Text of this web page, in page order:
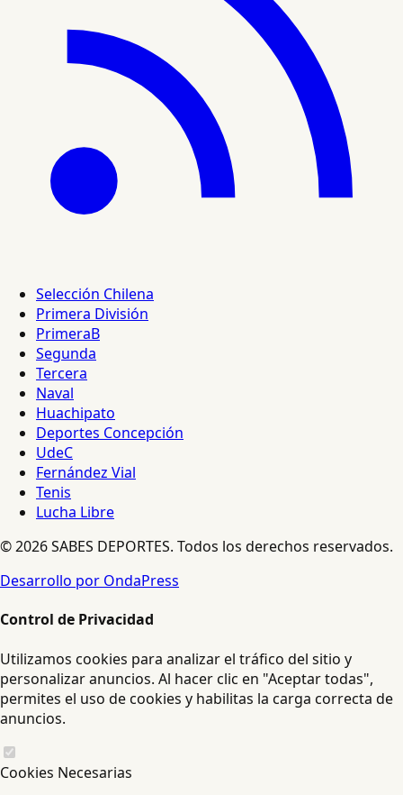
Selección Chilena
Primera División
PrimeraB
Segunda
Tercera
Naval
Huachipato
Deportes Concepción
UdeC
Fernández Vial
Tenis
Lucha Libre
© 2026 SABES DEPORTES. Todos los derechos reservados.
Desarrollo por OndaPress
Control de Privacidad
Utilizamos cookies para analizar el tráfico del sitio y
personalizar anuncios. Al hacer clic en "Aceptar todas",
permites el uso de cookies y habilitas la carga correcta de
anuncios.
Cookies Necesarias